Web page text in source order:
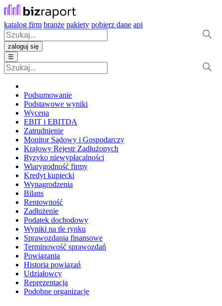
katalog firm branże pakiety pobierz dane api
zaloguj się
☰
Podsumowanie
Podstawowe wyniki
Wycena
EBIT i EBITDA
Zatrudnienie
Monitor Sądowy i Gospodarczy
Krajowy Rejestr Zadłużonych
Ryzyko niewypłacalności
Wiarygodność firmy
Kredyt kupiecki
Wynagrodzenia
Bilans
Rentowność
Zadłużenie
Podatek dochodowy
Wyniki na tle rynku
Sprawozdania finansowe
Terminowość sprawozdań
Powiązania
Historia powiązań
Udziałowcy
Reprezentacja
Podobne organizacje